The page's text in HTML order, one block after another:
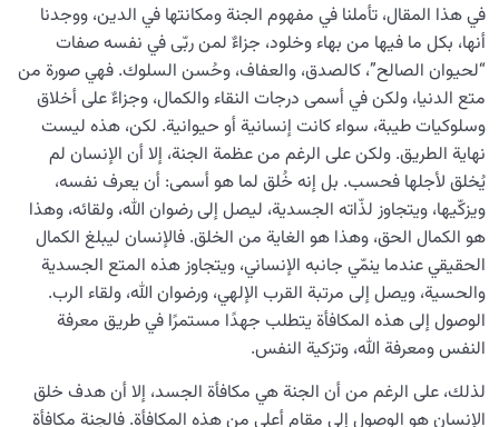
في هذا المقال، تأملنا في مفهوم الجنة ومكانتها في الدين، ووجدنا
أنها، بكل ما فيها من بهاء وخلود، جزاءٌ لمن ربّى في نفسه صفات
“لحيوان الصالح”، كالصدق، والعفاف، وحُسن السلوك. فهي صورة من
متع الدنيا، ولكن في أسمى درجات النقاء والكمال، وجزاءٌ على أخلاق
وسلوكيات طيبة، سواء كانت إنسانية أو حيوانية. لكن، هذه ليست
نهاية الطريق. ولكن على الرغم من عظمة الجنة، إلا أن الإنسان لم
يُخلق لأجلها فحسب. بل إنه خُلق لما هو أسمى: أن يعرف نفسه،
ويزكّيها، ويتجاوز لذّاته الجسدية، ليصل إلى رضوان الله، ولقائه، وهذا
هو الكمال الحق، وهذا هو الغاية من الخلق. فالإنسان ليبلغ الكمال
الحقيقي عندما ينمّي جانبه الإنساني، ويتجاوز هذه المتع الجسدية
والحسية، ويصل إلى مرتبة القرب الإلهي، ورضوان الله، ولقاء الرب.
الوصول إلى هذه المكافأة يتطلب جهدًا مستمرًا في طريق معرفة
النفس ومعرفة الله، وتزكية النفس.
لذلك، على الرغم من أن الجنة هي مكافأة الجسد، إلا أن هدف خلق
الإنسان هو الوصول إلى مقام أعلى من هذه المكافأة. فالجنة مكافأة